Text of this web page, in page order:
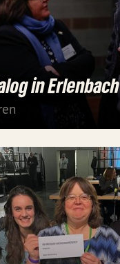
in Erlenbach